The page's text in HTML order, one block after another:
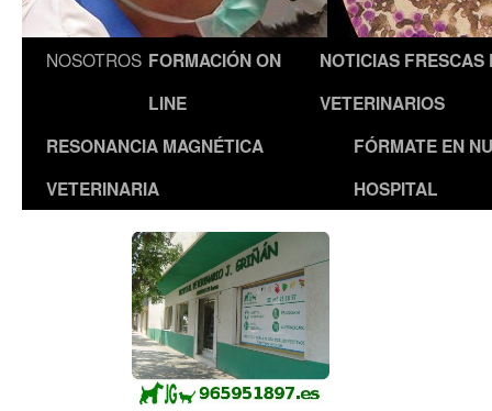
NOSOTROS FORMACIÓN ON
LINE
NOTICIAS FRESCAS
VETERINARIOS
RESONANCIA MAGNÉTICA
VETERINARIA
FÓRMATE EN
HOSPITAL